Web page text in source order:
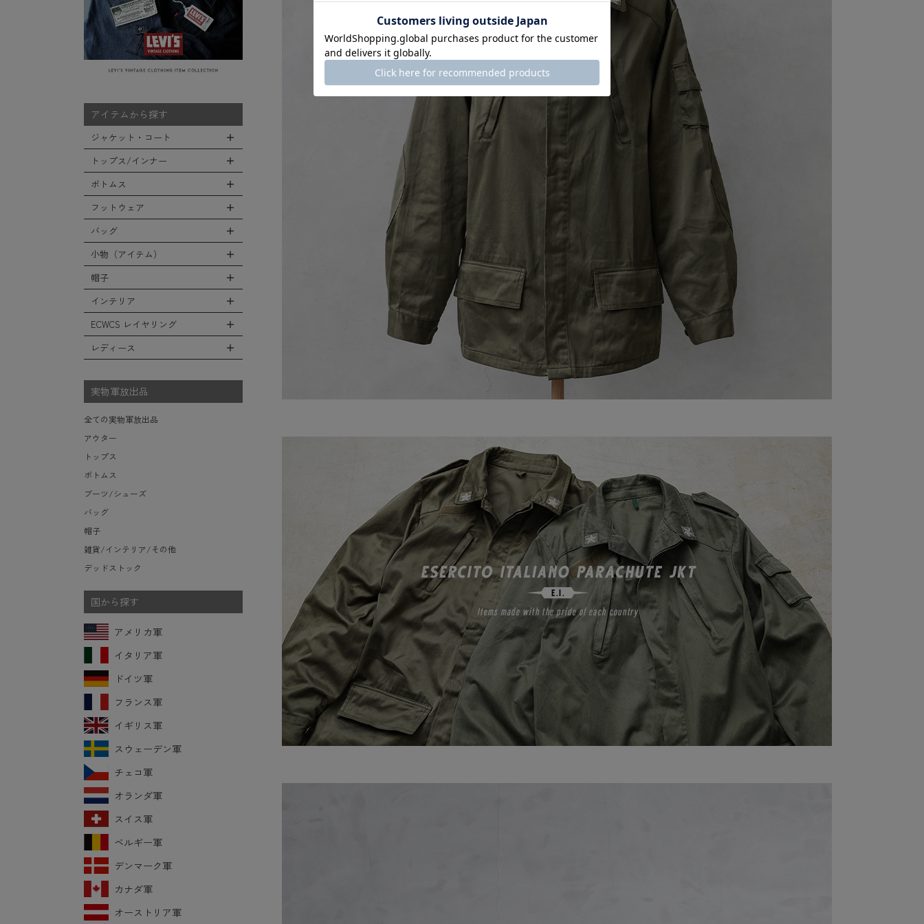
アイテムから探す
ジャケット・コート
全てのジャケット・コート
LEVEL7
フライトジャケット
M-65ジャケット
タンカースジャケット
コート
フリースジャケット
レザーアウター
ジャケットライナー
モッズコート
トップス/インナー
全てのトップス/インナー
Tシャツ
シャツ
スウェット/パーカー
セーター/カーディガン
ベスト
タンクトップ
ボトムス
全てのボトムス
カーゴパンツ
デニムパンツ
チノ，ワークパンツ
ファティーグパンツ
ナイロンパンツ
スウェットパンツ
ショートパンツ
アンダー（下着）
フットウェア
全てのフットウェア
ブーツ
シューズ・スニーカー
サンダル
レインシューズ・ブーツ
ソックス/靴下
バッグ
全てのバッグ
リュックサック
ショルダーバッグ
ヘルメットバッグ
トートバッグ
ダッフルバッグ
ボストンバッグ
ポーチ/ケース/etc
スーツケース/キャリーバッグ
ビジネスバッグ
小物（アイテム）
全ての小物（アイテム）
グローブ（手袋）
防寒物（ネックウォーマーetc）
傘/ポンチョ
ミリタリーウォッチ
サングラス・ゴーグル
帽子
全ての帽子
キャップ
ハット
ニット帽（ビーニー）
ベレー帽
ハンチング
キャスケット
その他
インテリア
全てのインテリア
デスク、椅子、家具
ボックス/ガソリン缶/etc
生地・テントシェル
ECWCS レイヤリング
全てのECWCS
ミッドベースレイヤー Level.2
ウィンドレイヤー Level.4
ソフトシェルレイヤー Level.5
ハードシェルレイヤー Level.6
アウターレイヤー Level.7
レディース
実物軍放出品
全ての実物軍放出品
アウター
トップス
ボトムス
ブーツ/シューズ
バッグ
帽子
雑貨/インテリア/その他
デッドストック
国から探す
アメリカ軍
イタリア軍
ドイツ軍
フランス軍
イギリス軍
スウェーデン軍
チェコ軍
オランダ軍
スイス軍
ベルギー軍
デンマーク軍
カナダ軍
オーストリア軍